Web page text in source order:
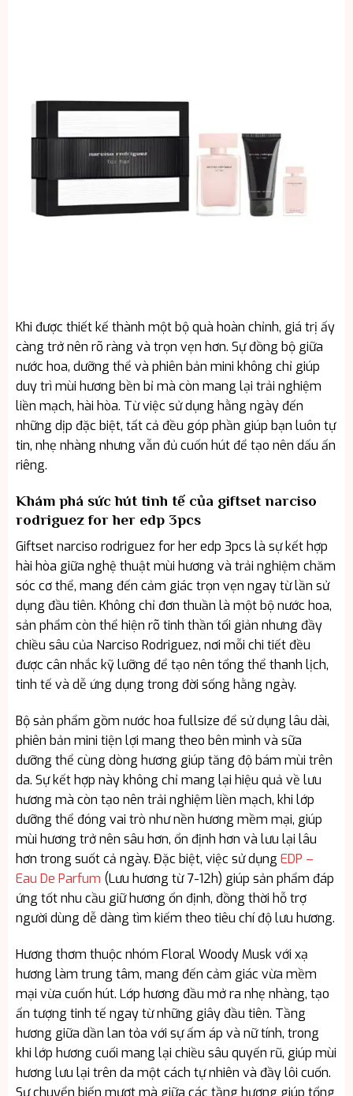
Khi được thiết kế thành một bộ quà hoàn chỉnh, giá trị ấy
càng trở nên rõ ràng và trọn vẹn hơn. Sự đồng bộ giữa
nước hoa, dưỡng thể và phiên bản mini không chỉ giúp
duy trì mùi hương bền bỉ mà còn mang lại trải nghiệm
liền mạch, hài hòa. Từ việc sử dụng hằng ngày đến
những dịp đặc biệt, tất cả đều góp phần giúp bạn luôn tự
tin, nhẹ nhàng nhưng vẫn đủ cuốn hút để tạo nên dấu ấn
riêng.
Khám phá sức hút tinh tế của giftset narciso
rodriguez for her edp 3pcs
Giftset narciso rodriguez for her edp 3pcs là sự kết hợp
hài hòa giữa nghệ thuật mùi hương và trải nghiệm chăm
sóc cơ thể, mang đến cảm giác trọn vẹn ngay từ lần sử
dụng đầu tiên. Không chỉ đơn thuần là một bộ nước hoa,
sản phẩm còn thể hiện rõ tinh thần tối giản nhưng đầy
chiều sâu của Narciso Rodriguez, nơi mỗi chi tiết đều
được cân nhắc kỹ lưỡng để tạo nên tổng thể thanh lịch,
tinh tế và dễ ứng dụng trong đời sống hằng ngày.
Bộ sản phẩm gồm nước hoa fullsize để sử dụng lâu dài,
phiên bản mini tiện lợi mang theo bên mình và sữa
dưỡng thể cùng dòng hương giúp tăng độ bám mùi trên
da. Sự kết hợp này không chỉ mang lại hiệu quả về lưu
hương mà còn tạo nên trải nghiệm liền mạch, khi lớp
dưỡng thể đóng vai trò như nền hương mềm mại, giúp
mùi hương trở nên sâu hơn, ổn định hơn và lưu lại lâu
hơn trong suốt cả ngày. Đặc biệt, việc sử dụng EDP –
Eau De Parfum (Lưu hương từ 7-12h) giúp sản phẩm đáp
ứng tốt nhu cầu giữ hương ổn định, đồng thời hỗ trợ
người dùng dễ dàng tìm kiếm theo tiêu chí độ lưu hương.
Hương thơm thuộc nhóm Floral Woody Musk với xạ
hương làm trung tâm, mang đến cảm giác vừa mềm
mại vừa cuốn hút. Lớp hương đầu mở ra nhẹ nhàng, tạo
ấn tượng tinh tế ngay từ những giây đầu tiên. Tầng
hương giữa dần lan tỏa với sự ấm áp và nữ tính, trong
khi lớp hương cuối mang lại chiều sâu quyến rũ, giúp mùi
hương lưu lại trên da một cách tự nhiên và đầy lôi cuốn.
Sự chuyển biến mượt mà giữa các tầng hương giúp tổng